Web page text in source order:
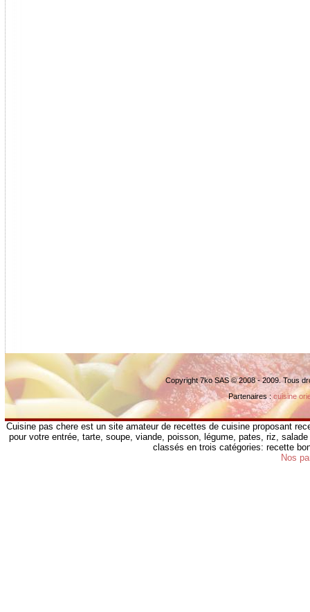
Copyright 7ko SAS © 2008 - 2009. Tous
Partenaires :cuisine
Cuisine pas chere est un site amateur de recettes de cuisine proposant
pour votre entrée, tarte, soupe, viande, poisson, légume, pates, riz,
classés en trois catégories: recette
Nos